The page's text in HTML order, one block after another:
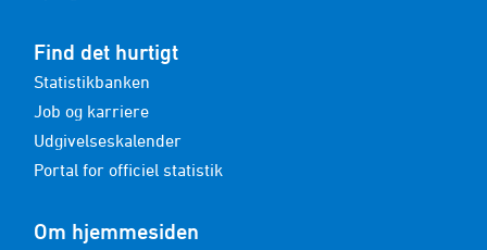
Find det hurtigt
Statistikbanken
Job og karriere
Udgivelseskalender
Portal for officiel statistik
Om hjemmesiden